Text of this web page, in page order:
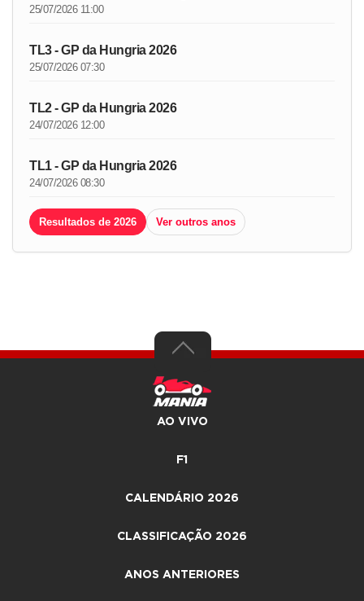
25/07/2026 11:00
TL3 - GP da Hungria 2026
25/07/2026 07:30
TL2 - GP da Hungria 2026
24/07/2026 12:00
TL1 - GP da Hungria 2026
24/07/2026 08:30
Resultados de 2026 Ver outros anos
AO VIVO
F1
CALENDÁRIO 2026
CLASSIFICAÇÃO 2026
ANOS ANTERIORES